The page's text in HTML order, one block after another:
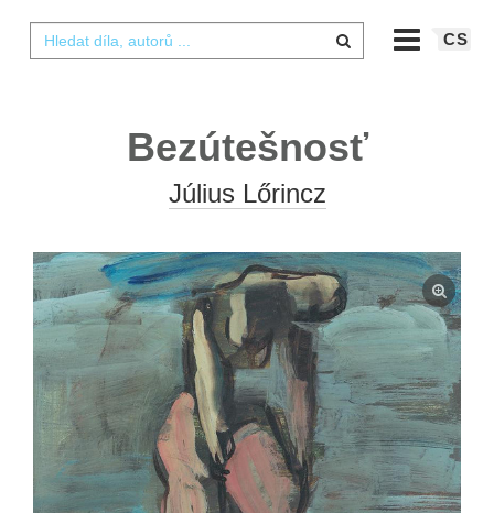
CS
Bezútešnosť
Július Lőrincz